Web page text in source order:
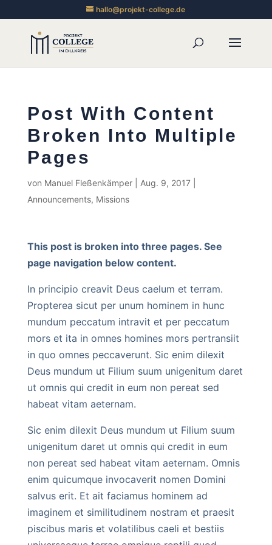
hallo@projekt-college.de
Post With Content
Broken Into Multiple
Pages
von Manuel Fleßenkämper| Aug. 9, 2017|
Announcements, Missions
This post is broken into three pages. See
page navigation below content.
In principio creavit Deus caelum et terram.
Propterea sicut per unum hominem in hunc
mundum peccatum intravit et per peccatum
mors et ita in omnes homines mors pertransiit
in quo omnes peccaverunt. Sic enim dilexit
Deus mundum ut Filium suum unigenitum daret
ut omnis qui credit in eum non pereat sed
habeat vitam aeternam.
Sic enim dilexit Deus mundum ut Filium suum
unigenitum daret ut omnis qui credit in eum
non pereat sed habeat vitam aeternam. Omnis
enim quicumque invocaverit nomen Domini
salvus erit. Et ait faciamus hominem ad
imaginem et similitudinem nostram et praesit
piscibus maris et volatilibus caeli et bestiis